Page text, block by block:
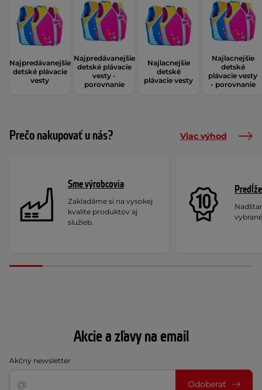
Najpredávanejšie
detské plávacie
vesty
Najpredávanejšie
detské plávacie
vesty -
porovnanie
Najlacnejšie
detské
plávacie vesty
Najlacnejšie
detské
plávacie vesty
- porovnanie
Prečo nakupovať u nás? Viac výhod
Sme výrobcovia
Zakladáme si na vysokej
kvalite produktov aj
služieb.
Akcie a zľavy na email
Akčný newsletter
Odoberať